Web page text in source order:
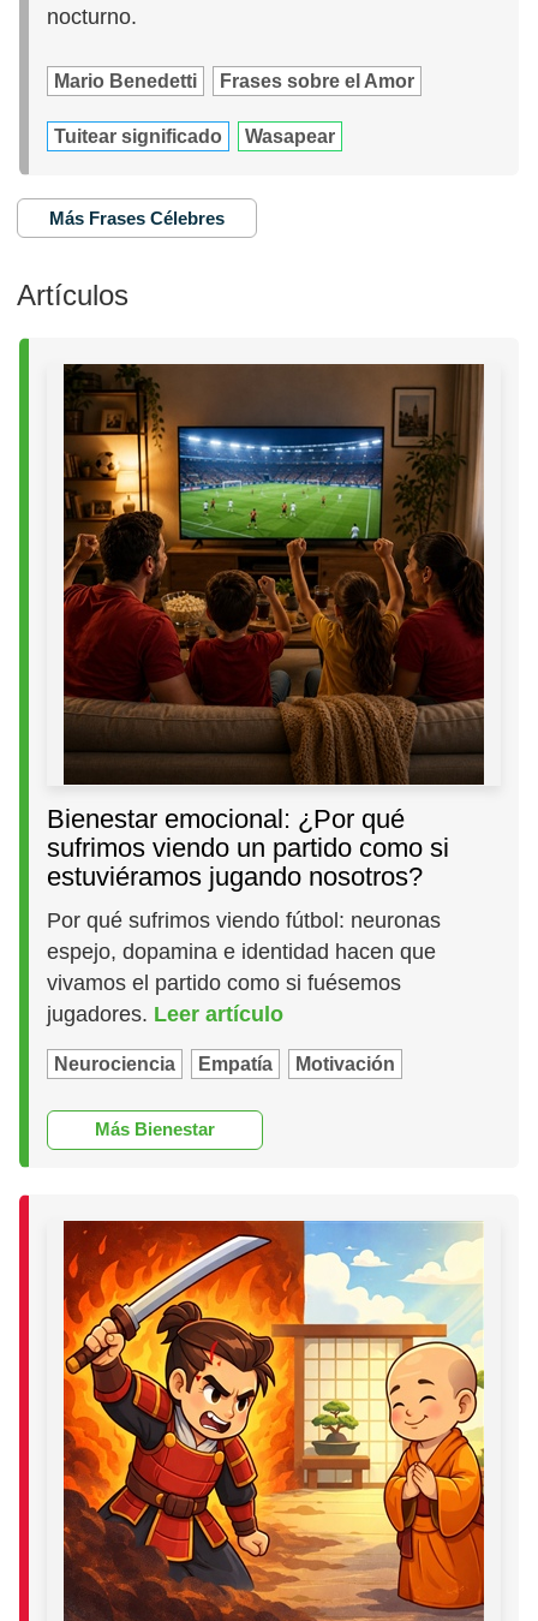
nocturno.
Mario Benedetti Frases sobre el Amor
Tuitear significado Wasapear
Más Frases Célebres
Artículos
Bienestar emocional: ¿Por qué
sufrimos viendo un partido como si
estuviéramos jugando nosotros?
Por qué sufrimos viendo fútbol: neuronas
espejo, dopamina e identidad hacen que
vivamos el partido como si fuésemos
jugadores. Leer artículo
Neurociencia Empatía Motivación
Más Bienestar